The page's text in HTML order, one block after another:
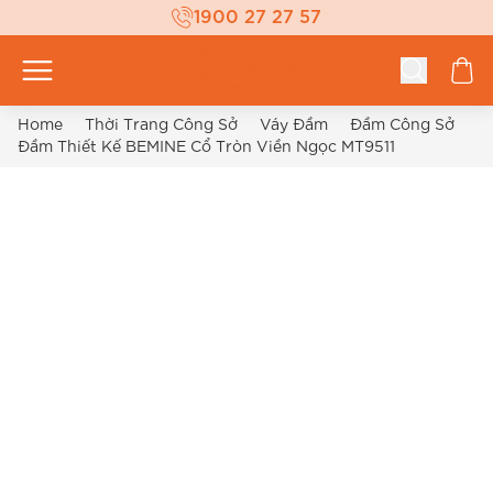
1900 27 27 57
Home Thời Trang Công Sở Váy Đầm
Đầm Công Sở
Đầm Thiết Kế BEMINE Cổ Tròn Viền Ngọc MT9511